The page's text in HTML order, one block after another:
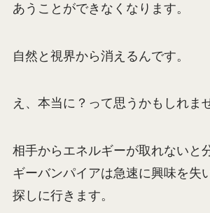
あうことができなくなります。
自然と視界から消えるんです。
え、本当に？って思うかもしれま
相手からエネルギーが取れないと
ギーバンパイアは急速に興味を失
探しに行きます。